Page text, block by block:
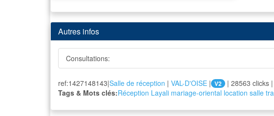
Autres infos
Consultations:
ref:1427148143|Salle de réception | VAL-D'OISE | V2
| 28563 clicks
Tags & Mots clés:Réception Layali mariage-oriental location salle